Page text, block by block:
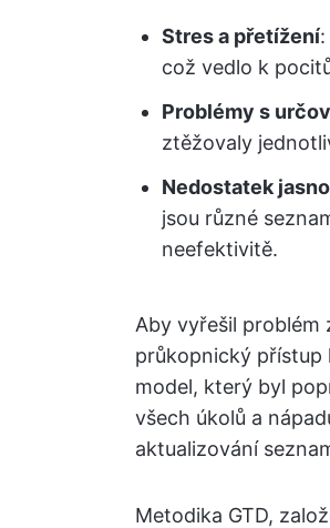
Stres a přetížení
což vedlo k
Problémy s
ztěžovaly
Nedostatek
jsou různé
neefektivitě.
Aby vyřešil problém
průkopnický přístup
model, který byl
všech úkolů a
aktualizování
Metodika GTD,